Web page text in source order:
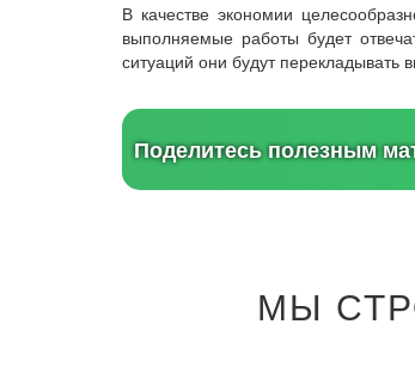
В качестве экономии
выполняемые работы будет
ситуаций они будут перекладывать
Поделитесь полезным
МЫ